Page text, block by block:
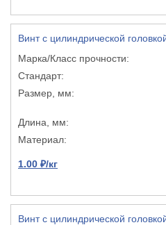
Винт с цилиндрической
1.00 ₽/кг
Винт с цилиндрической